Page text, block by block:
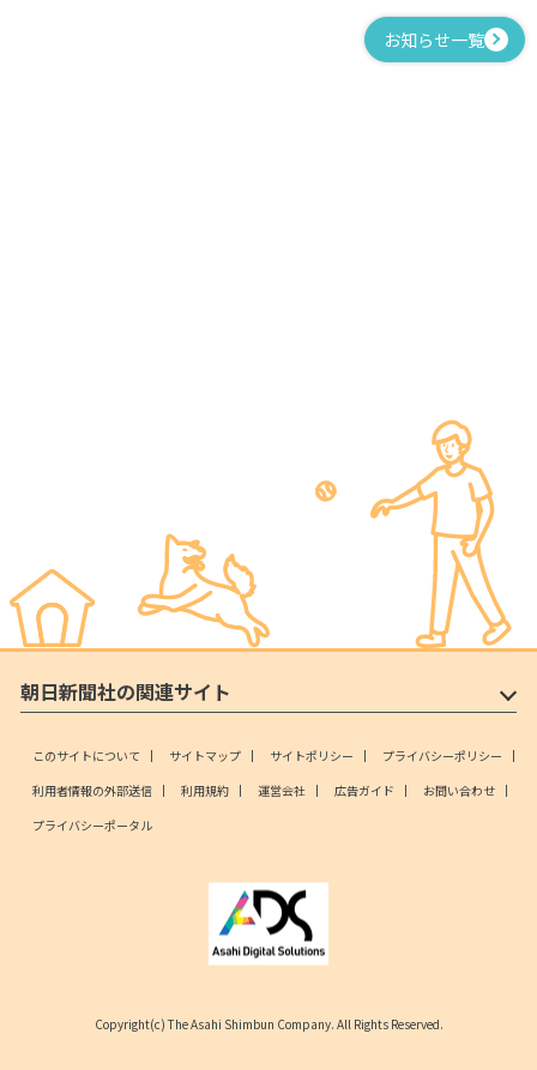
お知らせ一覧
朝日新聞社の関連サイト
このサイトについて サイトマップ サイトポリシー
プライバシーポリシー
利用者情報の外部送信
利用規約 運営会社 広告ガイド
お問い合わせ
プライバシーポータル
Copyright(c) The Asahi Shimbun Company. All Rights Reserved.